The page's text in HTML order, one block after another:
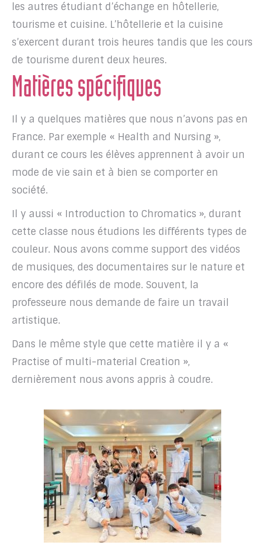
les autres étudiant d’échange en hôtellerie,
tourisme et cuisine. L’hôtellerie et la cuisine
s’exercent durant trois heures tandis que les cours
de tourisme durent deux heures.
Matières spécifiques
Il y a quelques matières que nous n’avons pas en
France. Par exemple « Health and Nursing »,
durant ce cours les élèves apprennent à avoir un
mode de vie sain et à bien se comporter en
société.
Il y aussi « Introduction to Chromatics », durant
cette classe nous étudions les différents types de
couleur. Nous avons comme support des vidéos
de musiques, des documentaires sur le nature et
encore des défilés de mode. Souvent, la
professeure nous demande de faire un travail
artistique.
Dans le même style que cette matière il y a «
Practise of multi-material Creation »,
dernièrement nous avons appris à coudre.